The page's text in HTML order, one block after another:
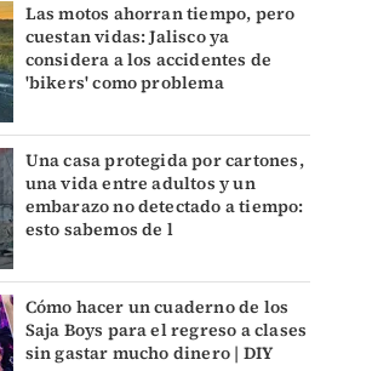
Las motos ahorran tiempo, pero
cuestan vidas: Jalisco ya
considera a los accidentes de
'bikers' como problema
Una casa protegida por cartones,
una vida entre adultos y un
embarazo no detectado a tiempo:
esto sabemos de l
Cómo hacer un cuaderno de los
Saja Boys para el regreso a clases
sin gastar mucho dinero | DIY